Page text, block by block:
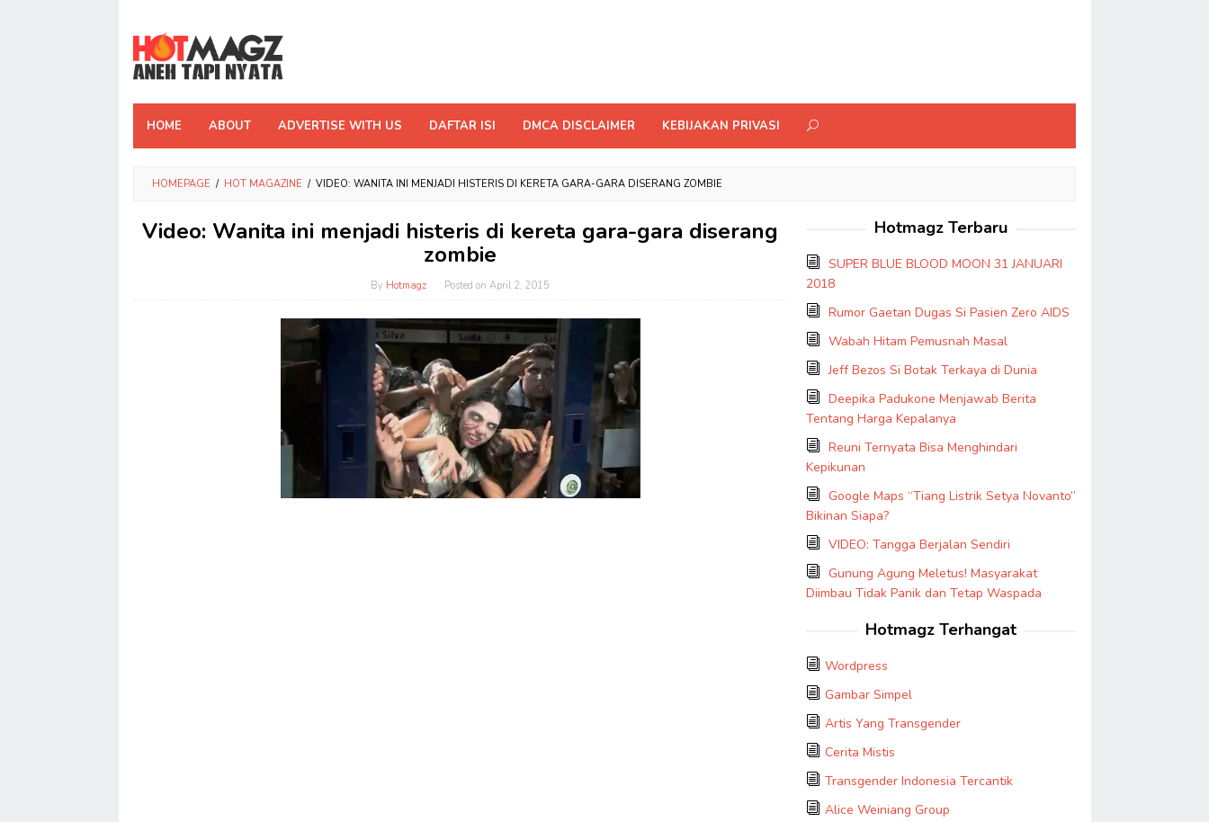
content
HOME ABOUT ADVERTISE WITH US DAFTAR ISI DMCA DISCLAIMER KEBIJAKAN PRIVASI
HOMEPAGE / HOT MAGAZINE / VIDEO: WANITA INI MENJADI HISTERIS DI KERETA GARA-GARA DISERANG ZOMBIE
Video: Wanita ini menjadi histeris di kereta gara-gara diserang
zombie
By Hotmagz Posted onApril 2, 2015
Hotmagz Terbaru
SUPER BLUE BLOOD MOON 31 JANUARI
2018
Rumor Gaetan Dugas Si Pasien Zero AIDS
Wabah Hitam Pemusnah Masal
Jeff Bezos Si Botak Terkaya di Dunia
Deepika Padukone Menjawab Berita
Tentang Harga Kepalanya
Reuni Ternyata Bisa Menghindari
Kepikunan
Google Maps “Tiang Listrik Setya Novanto”
Bikinan Siapa?
VIDEO: Tangga Berjalan Sendiri
Gunung Agung Meletus! Masyarakat
Diimbau Tidak Panik dan Tetap Waspada
Hotmagz Terhangat
Wordpress
Gambar Simpel
Artis Yang Transgender
Cerita Mistis
Transgender Indonesia Tercantik
Alice Weiniang Group